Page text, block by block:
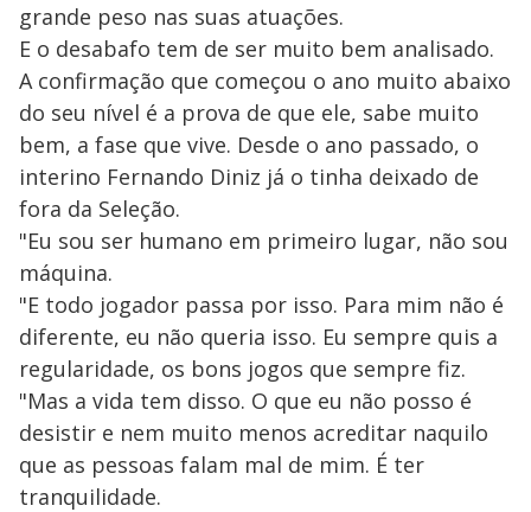
grande peso nas suas atuações.
E o desabafo tem de ser muito bem analisado.
A confirmação que começou o ano muito abaixo
do seu nível é a prova de que ele, sabe muito
bem, a fase que vive. Desde o ano passado, o
interino Fernando Diniz já o tinha deixado de
fora da Seleção.
"Eu sou ser humano em primeiro lugar, não sou
máquina.
"E todo jogador passa por isso. Para mim não é
diferente, eu não queria isso. Eu sempre quis a
regularidade, os bons jogos que sempre fiz.
"Mas a vida tem disso. O que eu não posso é
desistir e nem muito menos acreditar naquilo
que as pessoas falam mal de mim. É ter
tranquilidade.